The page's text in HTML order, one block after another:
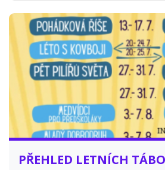
PŘEHLED LETNÍCH